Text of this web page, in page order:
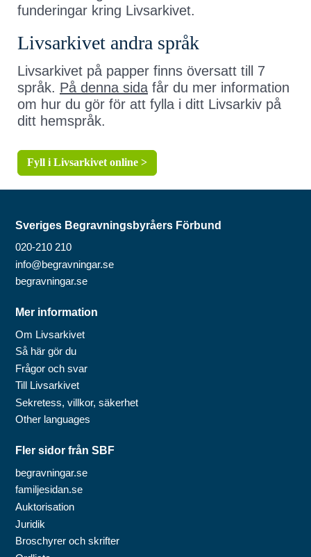
funderingar kring Livsarkivet.
Livsarkivet andra språk
Livsarkivet på papper finns översatt till 7
språk. På denna sida får du mer information
om hur du gör för att fylla i ditt Livsarkiv på
ditt hemspråk.
Fyll i Livsarkivet online >
Sveriges Begravningsbyråers Förbund
020-210 210
info@begravningar.se
begravningar.se
Mer information
Om Livsarkivet
Så här gör du
Frågor och svar
Till Livsarkivet
Sekretess, villkor, säkerhet
Other languages
Fler sidor från SBF
begravningar.se
familjesidan.se
Auktorisation
Juridik
Broschyrer och skrifter